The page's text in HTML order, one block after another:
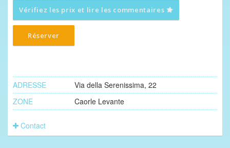
Vérifiez les prix et lire les commentaires
Réserver
ADRESSE
Via della Serenissima, 22
ZONE
Caorle Levante
Contact